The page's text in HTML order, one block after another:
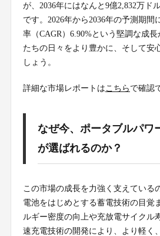
が、2036年にはなんと9億2,832万ド
です。2026年から2036年の予測期間
率（CAGR）6.90%という堅調な成
たちの日々をより豊かに、そして安
しょう。
詳細な市場レポートは こちら で確認
なぜ今、ポータブルパワ
が選ばれるのか？
この市場の成長を力強く支えている
電池をはじめとする蓄電技術の目覚
ルギー密度の向上や充放電サイクル
速充電技術の開発により、より軽く